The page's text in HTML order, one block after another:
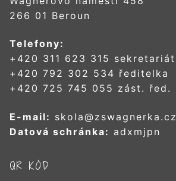
266 01 Beroun
Telefony:
+420 311 623 315 sekretariát
+420 792 302 534 ředitelka
+420 725 745 055 zást. řed.
E-mail: skola@zswagnerka.cz
Datová schránka: adxmjpn
QR KÓD